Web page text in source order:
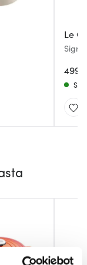
Le
31